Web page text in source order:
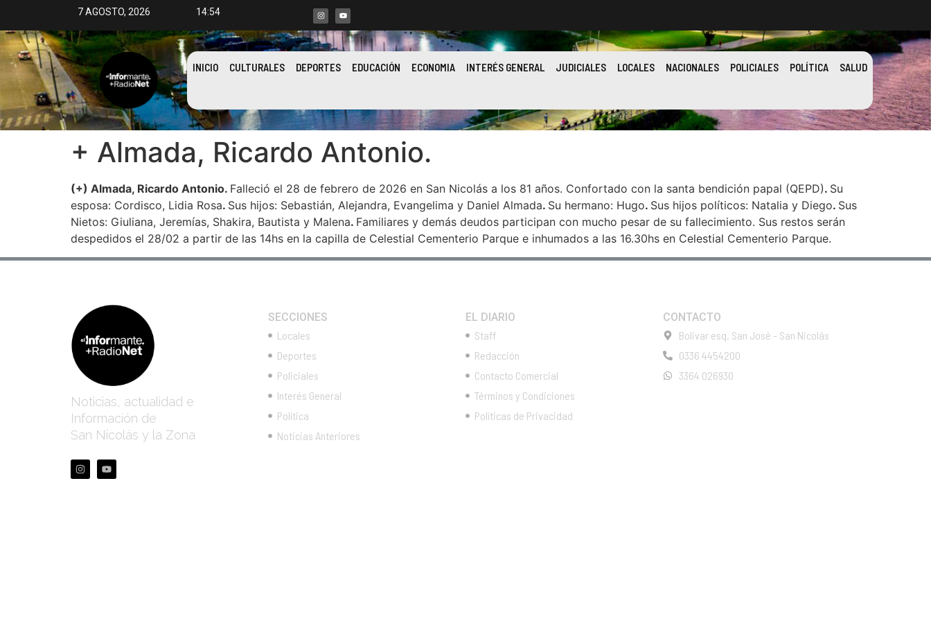
7 AGOSTO, 2026 14:54
INICIO CULTURALES DEPORTES EDUCACIÓN ECONOMIA INTERÉS GENERAL JUDICIALES LOCALES NACIONALES POLICIALES POLÍTICA SALUD
+ Almada, Ricardo Antonio.
(+) Almada, Ricardo Antonio. Falleció el 28 de febrero de 2026 en San Nicolás a los 81 años. Confortado con la santa bendición papal (QEPD). Su
esposa: Cordisco, Lidia Rosa. Sus hijos: Sebastián, Alejandra, Evangelima y Daniel Almada. Su hermano: Hugo. Sus hijos políticos: Natalia y Diego. Sus
Nietos: Giuliana, Jeremías, Shakira, Bautista y Malena. Familiares y demás deudos participan con mucho pesar de su fallecimiento. Sus restos serán
despedidos el 28/02 a partir de las 14hs en la capilla de Celestial Cementerio Parque e inhumados a las 16.30hs en Celestial Cementerio Parque.
Noticias, actualidad e
Información de
San Nicolás y la Zona
SECCIONES
Locales
Deportes
Policiales
Interés General
Política
Noticias Anteriores
EL DIARIO
Staff
Redacción
Contacto Comercial
Términos y Condiciones
Políticas de Privacidad
CONTACTO
Bolivar esq. San José - San Nicolás
0336 4454200
3364 026930